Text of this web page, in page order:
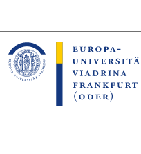
the
content
section
the
footer
section